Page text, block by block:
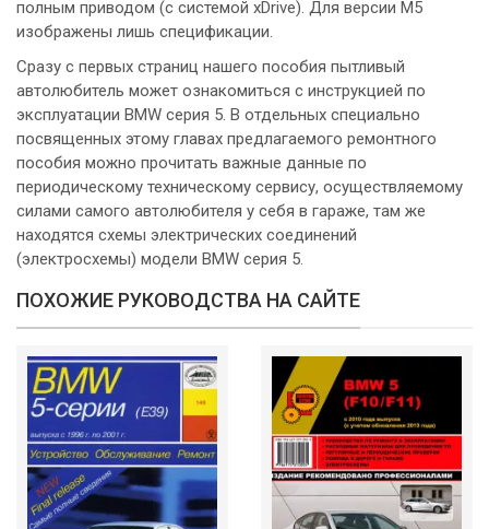
полным приводом (с системой xDrive). Для версии М5
изображены лишь спецификации.
Сразу с первых страниц нашего пособия пытливый
автолюбитель может ознакомиться с инструкцией по
эксплуатации BMW серия 5. В отдельных специально
посвященных этому главах предлагаемого ремонтного
пособия можно прочитать важные данные по
периодическому техническому сервису, осуществляемому
силами самого автолюбителя у себя в гараже, там же
находятся схемы электрических соединений
(электросхемы) модели BMW серия 5.
ПОХОЖИЕ РУКОВОДСТВА НА САЙТЕ